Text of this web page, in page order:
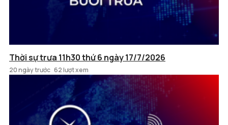
Thời sự trưa 11h30 thứ 6 ngày 17/7/2026
20 ngày trước 62 lượt xem